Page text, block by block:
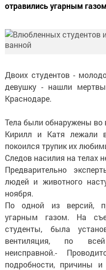
отравились угарным
Двоих студентов -
девушку - нашли
Краснодаре.
Тела были обнаружены во
Кирилл и Катя лежали
покоился трупик их
Следов насилия на телах
Предварительно
людей и животного
ноября.
По одной из версий,
угарным газом. На
студенты, была
вентиляция, по
неисправной.-
подробности, причины и